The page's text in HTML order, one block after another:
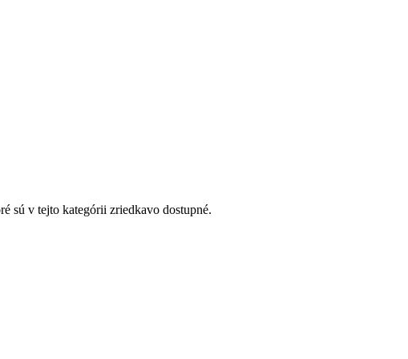
sú v tejto kategórii zriedkavo dostupné.